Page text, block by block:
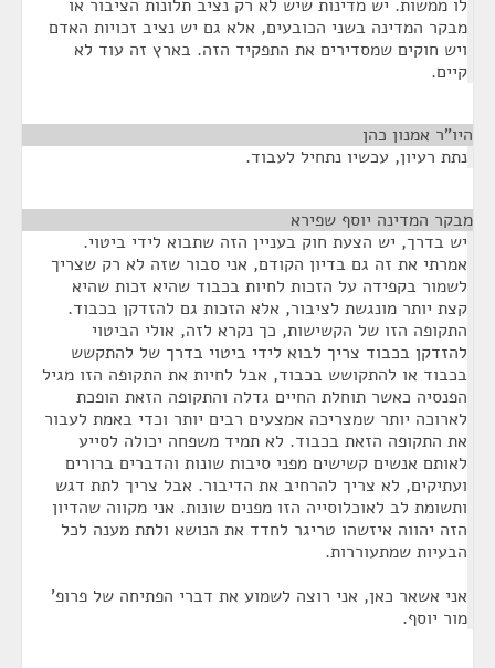
לו ממשות. יש מדינות שיש לא רק נציב תלונות הציבור או
מבקר המדינה בשני הכובעים, אלא גם יש נציב זכויות האדם
ויש חוקים שמסדירים את התפקיד הזה. בארץ זה עוד לא
קיים.
היו"ר אמנון כהן
נתת רעיון, עכשיו נתחיל לעבוד.
מבקר המדינה יוסף שפירא
יש בדרך, יש הצעת חוק בעניין הזה שתבוא לידי ביטוי.
אמרתי את זה גם בדיון הקודם, אני סבור שזה לא רק שצריך
לשמור בקפידה על הזכות לחיות בכבוד שהיא זכות שהיא
קצת יותר מונגשת לציבור, אלא הזכות גם להזדקן בכבוד.
התקופה הזו של הקשישות, כך נקרא לזה, אולי הביטוי
להזדקן בכבוד צריך לבוא לידי ביטוי בדרך של להתקשש
בכבוד או להתקושש בכבוד, אבל לחיות את התקופה הזו מגיל
הפנסיה כאשר תוחלת החיים גדלה והתקופה הזאת הופכת
לארוכה יותר שמצריכה אמצעים רבים יותר וכדי באמת לעבור
את התקופה הזאת בכבוד. לא תמיד משפחה יכולה לסייע
לאותם אנשים קשישים מפני סיבות שונות והדברים ברורים
ועתיקים, לא צריך להרחיב את הדיבור. אבל צריך לתת דגש
ותשומת לב לאוכלוסייה הזו מפנים שונות. אני מקווה שהדיון
הזה יהווה איזשהו טריגר לחדד את הנושא ולתת מענה לכל
הבעיות שמתעוררות.
אני אשאר כאן, אני רוצה לשמוע את דברי הפתיחה של פרופ'
מור יוסף.